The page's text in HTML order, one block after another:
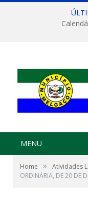
MENU
Home » Atividades
ORDINÁRIA, DE 20 DE